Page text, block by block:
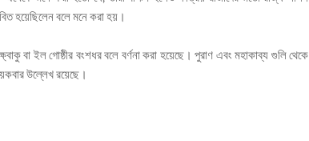
হয়েছিলেন বলে মনে করা হয়।
বা ইল গোষ্ঠীর বংশধর বলে বর্ণনা করা হয়েছে। পুরাণ এবং মহাকাব্য গুলি থেকে
উল্লেখ রয়েছে।